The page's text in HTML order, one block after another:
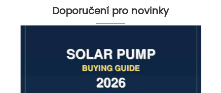
Doporučení pro novinky